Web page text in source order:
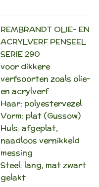
REMBRANDT OLIE- EN
ACRYLVERF PENSEEL
SERIE 290
voor dikkere
verfsoorten zoals olie-
en acrylverf
Haar: polyestervezel
Vorm: plat (Gussow)
Huls: afgeplat,
naadloos vernikkeld
messing
Steel: lang, mat zwart
gelakt